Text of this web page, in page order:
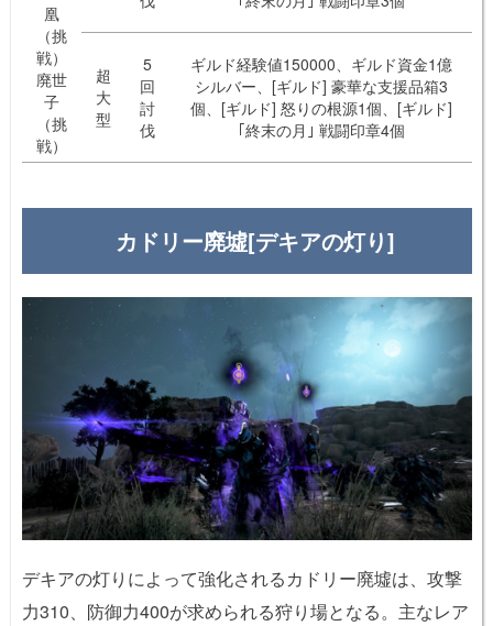
凰
（挑
戦）
廃世
子
（挑
戦）
超
大
型
5
回
討
伐
ギルド経験値150000、ギルド資金1億
シルバー、[ギルド] 豪華な支援品箱3
個、[ギルド] 怒りの根源1個、[ギルド]
｢終末の月｣ 戦闘印章4個
カドリー廃墟[デキアの灯り]
デキアの灯りによって強化されるカドリー廃墟は、攻撃
力310、防御力400が求められる狩り場となる。主なレア